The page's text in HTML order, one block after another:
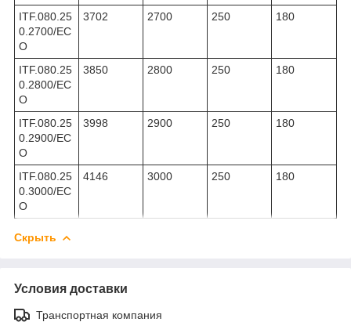
ITF.080.25
0.2700/EC
O
3702 2700 250 180
ITF.080.25
0.2800/EC
O
3850 2800 250 180
ITF.080.25
0.2900/EC
O
3998 2900 250 180
ITF.080.25
0.3000/EC
O
4146 3000 250 180
Скрыть
Условия доставки
Транспортная компания